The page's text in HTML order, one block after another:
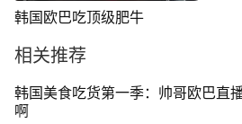
韩国欧巴吃顶级肥牛
相关推荐
韩国美食吃货第一季：帅哥欧巴直
啊